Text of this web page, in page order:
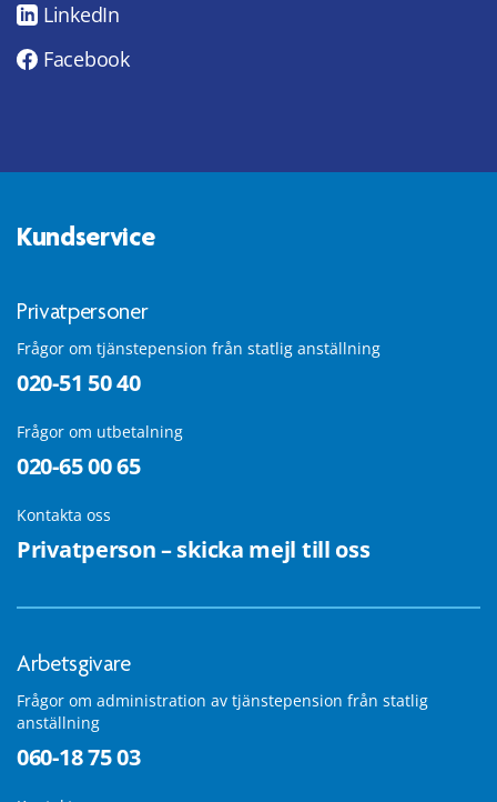
LinkedIn
Facebook
Kundservice
Privatpersoner
Frågor om tjänstepension från statlig anställning
020-51 50 40
Frågor om utbetalning
020-65 00 65
Kontakta oss
Privatperson – skicka mejl till oss
Arbetsgivare
Frågor om administration av tjänstepension från statlig
anställning
060-18 75 03